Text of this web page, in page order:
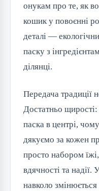
онукам про те, як
кошик у повоєнні
деталі —
паску з
ділянці.
Передача традиції
Достатньо
паска в центрі,
дякуємо за кожен
просто набором
вдячності та надії.
навколо